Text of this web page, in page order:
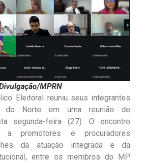
MPRN
Eleitoral reuniu seus integrantes
do Norte em uma reunião de
segunda-feira (27). O encontro
a promotores e procuradores
da atuação integrada e da
entre os membros do MP